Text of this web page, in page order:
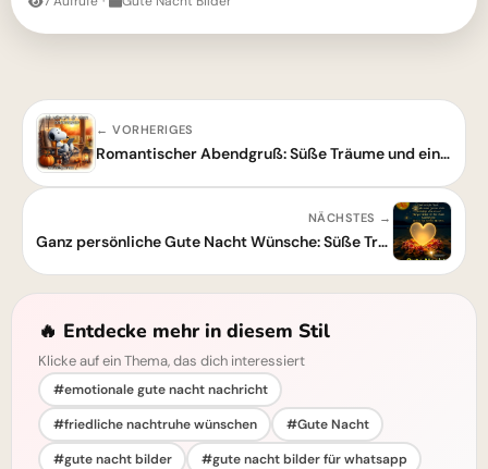
← VORHERIGES
Romantischer Abendgruß: Süße Träume und eine zauberhafte Nacht
NÄCHSTES →
Ganz persönliche Gute Nacht Wünsche: Süße Träume und hab dich lieb!
🔥 Entdecke mehr in diesem Stil
Klicke auf ein Thema, das dich interessiert
#emotionale gute nacht nachricht
#friedliche nachtruhe wünschen
#Gute Nacht
#gute nacht bilder
#gute nacht bilder für whatsapp